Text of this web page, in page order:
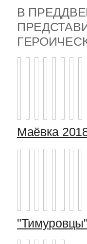
В
Маёвка